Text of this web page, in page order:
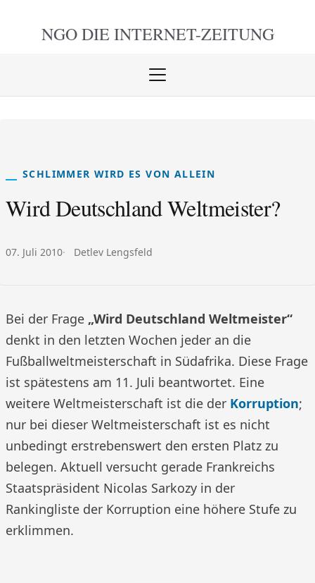
NGO DIE INTERNET-ZEITUNG
Menü
SCHLIMMER WIRD ES VON ALLEIN
Wird Deutschland Weltmeister?
Veröffentlicht am:
07. Juli 2010 Autor:
Detlev Lengsfeld
Bei der Frage „Wird Deutschland Weltmeister“
denkt in den letzten Wochen jeder an die
Fußballweltmeisterschaft in Südafrika. Diese Frage
ist spätestens am 11. Juli beantwortet. Eine
weitere Weltmeisterschaft ist die der Korruption;
nur bei dieser Weltmeisterschaft ist es nicht
unbedingt erstrebenswert den ersten Platz zu
belegen. Aktuell versucht gerade Frankreichs
Staatspräsident Nicolas Sarkozy in der
Rankingliste der Korruption eine höhere Stufe zu
erklimmen.